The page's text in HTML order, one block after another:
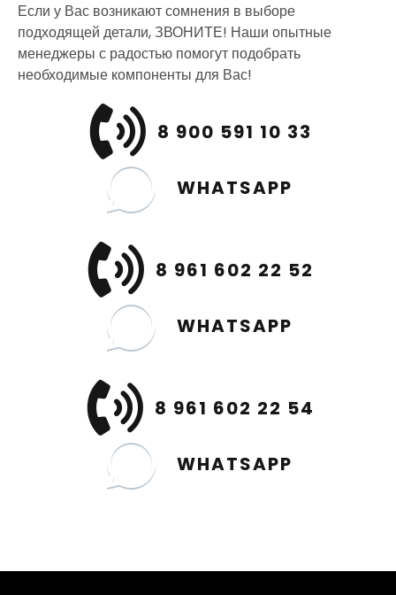
Если у Вас возникают сомнения в выборе
подходящей детали, ЗВОНИТЕ! Наши опытные
менеджеры с радостью помогут подобрать
необходимые компоненты для Вас!
8 900 591 10 33
WHATSAPP
8 961 602 22 52
WHATSAPP
8 961 602 22 54
WHATSAPP